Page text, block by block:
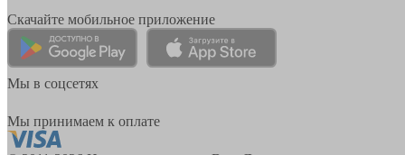
Скачайте мобильное приложение
Мы в соцсетях
Мы принимаем к оплате